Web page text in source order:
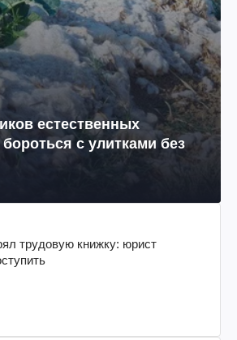
естественных
с улитками без
трудовую книжку: юрист